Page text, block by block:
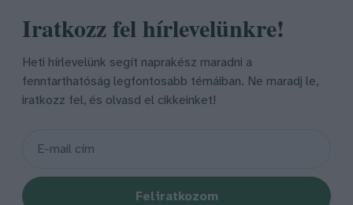
Iratkozz fel hírlevelünkre!
Heti hírlevelünk segít naprakész maradni a
fenntarthatóság legfontosabb témáiban. Ne maradj le,
iratkozz fel, és olvasd el cikkeinket!
Feliratkozom